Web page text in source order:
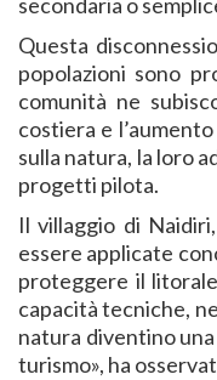
Questa
popolazioni sono
comunità ne
costiera e
sulla natura, la loro
progetti pilota.
Il villaggio di
essere applicate
proteggere il
capacità tecniche,
natura diventino
turismo», ha